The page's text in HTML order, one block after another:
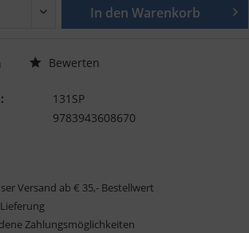
In den Warenkorb
Bewerten
131SP
9783943608670
Versand ab € 35,- Bestellwert
Zahlungsmöglichkeiten